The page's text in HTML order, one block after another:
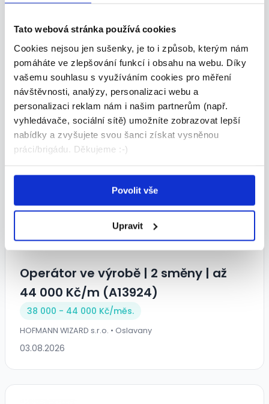
Tato webová stránka používá cookies
Cookies nejsou jen sušenky, je to i způsob, kterým nám
pomáháte ve zlepšování funkcí i obsahu na webu. Díky
vašemu souhlasu s využíváním cookies pro měření
návštěvnosti, analýzy, personalizaci webu a
personalizaci reklam nám i našim partnerům (např.
vyhledávače, sociální sítě) umožníte zobrazovat lepší
nabídky a zvyšujete svou šanci získat vysněnou
práci/brigádu. Děkujeme :-)
Povolit vše
Upravit
Snadná montáž kabelových
svazků Práce v Kuřimi u Brna (m/
ž) UBYTOVÁNÍ ZDARMA
30 000 - 33 500 Kč/měs.
Manuvia, a. s., organizační složka • Kuřim
03.08.2026
TOP
Operátor ve výrobě ️| 2 směny | až
44 000 Kč/m (A13924)
38 000 - 44 000 Kč/měs.
HOFMANN WIZARD s.r.o. • Oslavany
03.08.2026